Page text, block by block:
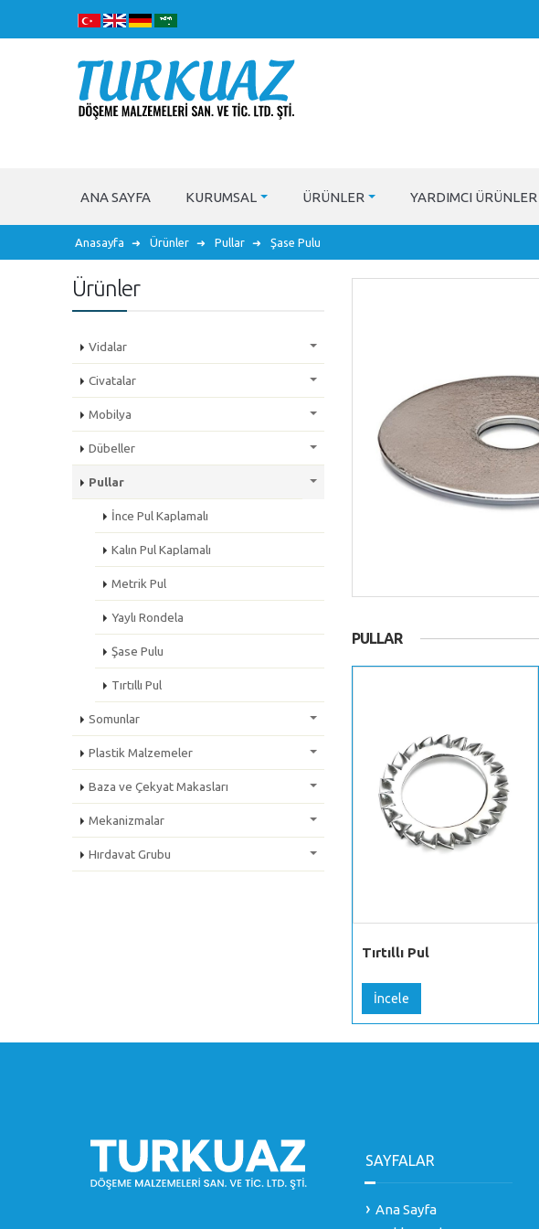
ANA SAYFA KURUMSAL ÜRÜNLER YARDIMCI ÜRÜNLER
Anasayfa Ürünler Pullar Şase Pulu
PULLAR
Tırtıllı Pul
İncele
Ürünler
Vidalar
Civatalar
Mobilya
Dübeller
Pullar
İnce Pul Kaplamalı
Kalın Pul Kaplamalı
Metrik Pul
Yaylı Rondela
Şase Pulu
Tırtıllı Pul
Somunlar
Plastik Malzemeler
Baza ve Çekyat Makasları
Mekanizmalar
Hırdavat Grubu
SAYFALAR
Ana Sayfa